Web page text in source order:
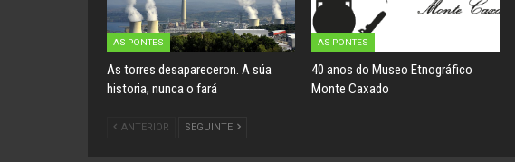
AS PONTES
As torres desapareceron. A súa
historia, nunca o fará
AS PONTES
40 anos do Museo Etnográfico
Monte Caxado
ANTERIOR SEGUINTE